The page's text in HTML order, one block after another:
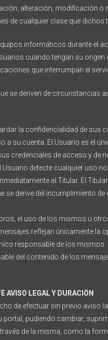
alteración, modificación o
de cualquier clase que dichos
informáticos durante el
cuando tengan su origen
que interrumpan el
se deriven de circunstancias
la confidencialidad de sus
a su cuenta. El Usuario es el
credenciales de acceso y de
Usuario detecte cualquier uso
al Titular. El
se derive del incumplimiento
el uso de los mismos u
reflejan únicamente la
responsable de los mismos.
del contenido de los
AVISO LEGAL Y DURACIÓN
de efectuar sin previo aviso
portal, pudiendo cambiar,
de la misma, como la